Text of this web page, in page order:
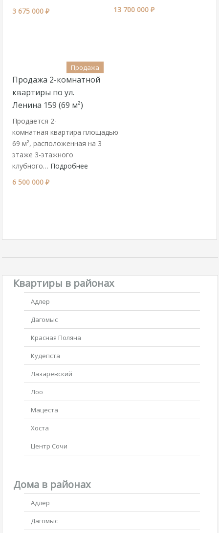
3 675 000 ₽
13 700 000 ₽
Продажа
Продажа 2-комнатной
квартиры по ул.
Ленина 159 (69 м²)
Продается 2-
комнатная квартира площадью
69 м², расположенная на 3
этаже 3-этажного
клубного… Подробнее
6 500 000 ₽
Квартиры в районах
Адлер
Дагомыс
Красная Поляна
Кудепста
Лазаревский
Лоо
Мацеста
Хоста
Центр Сочи
Дома в районах
Адлер
Дагомыс